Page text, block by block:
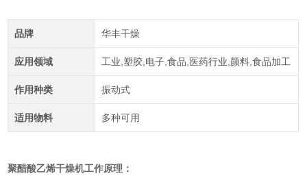
品牌 华丰干燥
应用领域 工业,塑胶,电子,食品,医药行业,颜料,食品加工
作用种类 振动式
适用物料 多种可用
聚醋酸乙烯干燥机工作原理：